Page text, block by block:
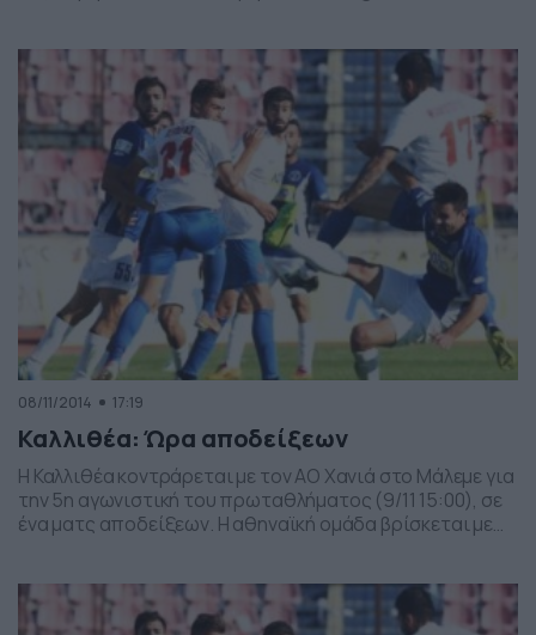
απόφαση που αναμένεται να γίνει αποδεκτή και από τη
διοίκηση των Νικαιωτών. Μέσα στις επόμενες ώρες […]
08/11/2014 17:19
Καλλιθέα: Ώρα αποδείξεων
Η Καλλιθέα κοντράρεται με τον ΑΟ Χανιά στο Μάλεμε για
την 5η αγωνιστική του πρωταθλήματος (9/11 15:00), σε
ένα ματς αποδείξεων. Η αθηναϊκή ομάδα βρίσκεται με
«κυανόλευκοι» γνωρίζουν ότι έχουν δύσκολο έργο
απέναντι στους Κρητικούς, αλλά θα τα παίξουν όλα […]